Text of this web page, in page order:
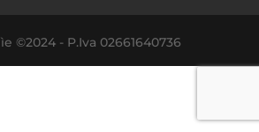
©2024 - P.Iva 02661640736